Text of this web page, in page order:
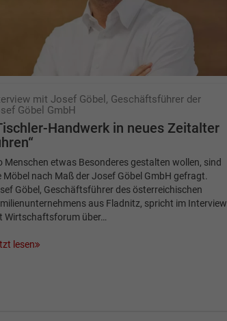
mit Josef Göbel, Geschäftsführer der
Göbel GmbH
Handwerk in neues Zeitalter
Menschen etwas Besonderes gestalten wollen, sind
Möbel nach Maß der Josef Göbel GmbH gefragt.
Göbel, Geschäftsführer des österreichischen
aus Fladnitz, spricht im Interview
Wirtschaftsforum über…
lesen